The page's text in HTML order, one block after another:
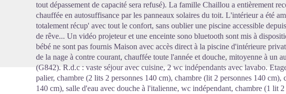
tout dépassement de capacité sera refusé). La famille Chaillou a entièrement
chauffée en autosuffisance par les panneaux solaires du toit. L'intérieur a été
totalement récup' avec tout le confort, sans oublier une piscine accessible
de rêve... Un vidéo projeteur et une enceinte sono bluetooth sont mis à
bébé ne sont pas fournis Maison avec accès direct à la piscine d'intérieure
de la nage à contre courant, chauffée toute l'année et douche, mitoyenne à un
(G842). R.d.c : vaste séjour avec cuisine, 2 wc indépendants avec lavabo.
palier, chambre (2 lits 2 personnes 140 cm), chambre (lit 2 personnes 140 cm),
140 cm), salle d'eau avec douche à l'italienne, wc indépendant, chambre (1 lit